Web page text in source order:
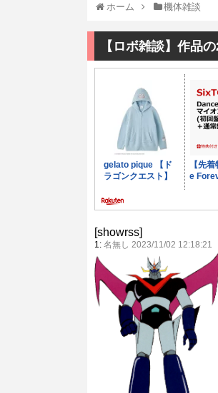
ホーム 機体雑談
【ロボ雑談】作品
[showrss]
1: 名無し 2023/11/02 12:18:21